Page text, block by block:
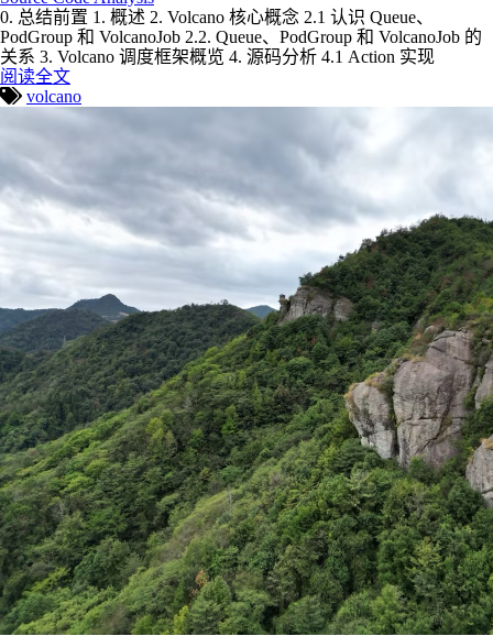
0. 总结前置 1. 概述 2. Volcano 核心概念 2.1 认识 Queue、
PodGroup 和 VolcanoJob 2.2. Queue、PodGroup 和 VolcanoJob 的
关系 3. Volcano 调度框架概览 4. 源码分析 4.1 Action 实现
阅读全文
volcano